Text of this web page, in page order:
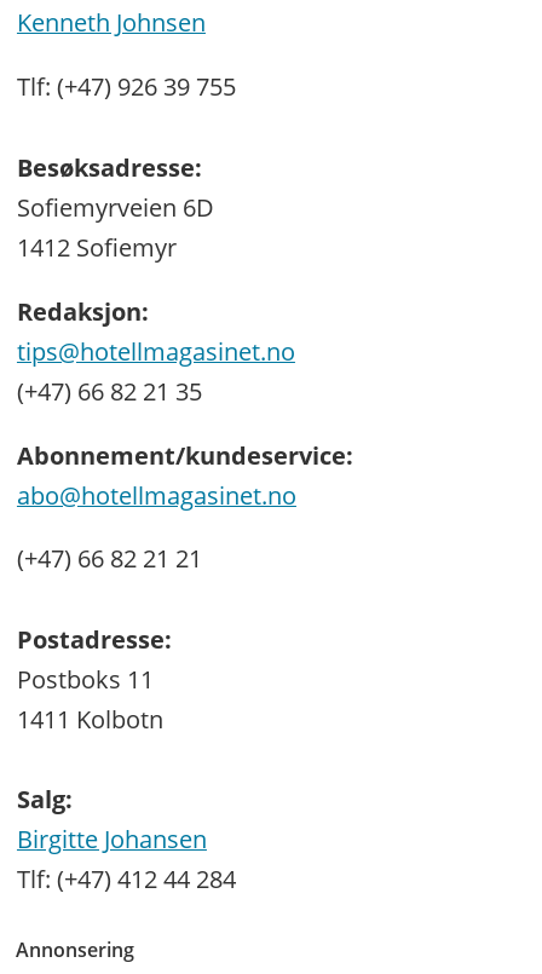
Kenneth Johnsen
Tlf: (+47) 926 39 755
Besøksadresse:
Sofiemyrveien 6D
1412 Sofiemyr
Redaksjon:
tips@hotellmagasinet.no
(+47) 66 82 21 35
Abonnement/kundeservice:
abo@hotellmagasinet.no
(+47) 66 82 21 21
Postadresse:
Postboks 11
1411 Kolbotn
Salg:
Birgitte Johansen
Tlf: (+47) 412 44 284
Annonsering